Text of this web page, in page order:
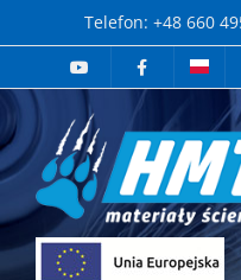
to
Telefon: +48 660